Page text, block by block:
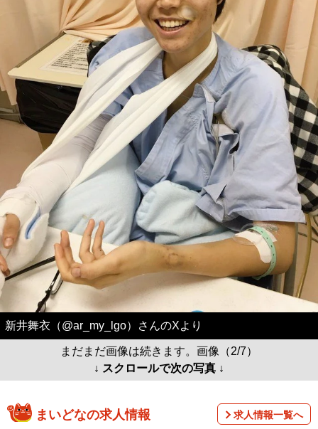
新井舞衣（@ar_my_lgo）さんのXより
まだまだ画像は続きます。画像（2/7）
↓ スクロールで次の写真 ↓
まいどなの求人情報 求人情報一覧へ